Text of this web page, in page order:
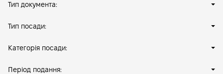
Тип документа:
Тип посади:
Категорія посади:
Період подання: